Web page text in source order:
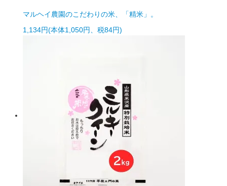
マルヘイ農園のこだわりの米、「精米」。
1,134円(本体1,050円、税84円)